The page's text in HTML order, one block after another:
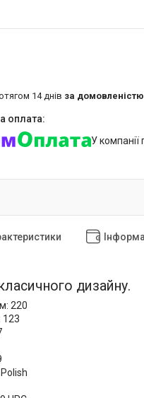
14 днів за домовленістю
У
дизайну.
220
123